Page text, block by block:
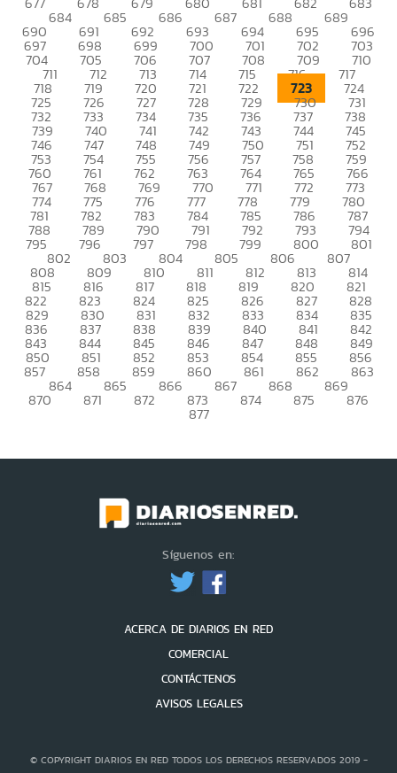
684 685 686 687 688 689
690 691 692 693 694 695 696
697 698 699 700 701 702 703
704 705 706 707 708 709 710
711 712 713 714 715 716 717
718 719 720 721 722 723 724
725 726 727 728 729 730 731
732 733 734 735 736 737 738
739 740 741 742 743 744 745
746 747 748 749 750 751 752
753 754 755 756 757 758 759
760 761 762 763 764 765 766
767 768 769 770 771 772 773
774 775 776 777 778 779 780
781 782 783 784 785 786 787
788 789 790 791 792 793 794
795 796 797 798 799 800 801
802 803 804 805 806 807
808 809 810 811 812 813 814
815 816 817 818 819 820 821
822 823 824 825 826 827 828
829 830 831 832 833 834 835
836 837 838 839 840 841 842
843 844 845 846 847 848 849
850 851 852 853 854 855 856
857 858 859 860 861 862 863
864 865 866 867 868 869
870 871 872 873 874 875 876
877
Síguenos en:
ACERCA DE DIARIOS EN RED
COMERCIAL
CONTÁCTENOS
AVISOS LEGALES
© COPYRIGHT DIARIOS EN RED TODOS LOS DERECHOS RESERVADOS 2019 -